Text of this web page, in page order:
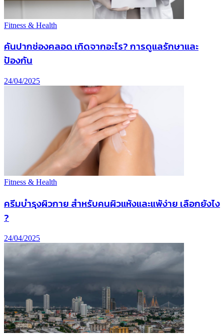
Fitness & Health
คันปากช่องคลอด เกิดจากอะไร? การดูแลรักษาและ
ป้องกัน
24/04/2025
Fitness & Health
ครีมบำรุงผิวกาย สำหรับคนผิวแห้งและแพ้ง่าย เลือกยังไง
?
24/04/2025